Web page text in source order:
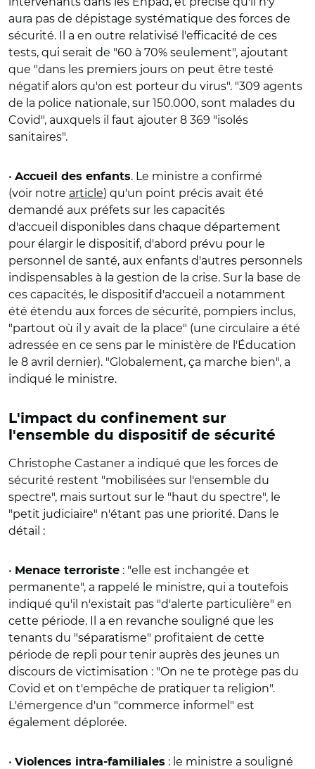
aura pas de dépistage systématique des forces de
sécurité. Il a en outre relativisé l'efficacité de ces
tests, qui serait de "60 à 70% seulement", ajoutant
que "dans les premiers jours on peut être testé
négatif alors qu'on est porteur du virus". "309 agents
de la police nationale, sur 150.000, sont malades du
Covid", auxquels il faut ajouter 8 369 "isolés
sanitaires".
• Accueil des enfants. Le ministre a confirmé
(voir notre article) qu'un point précis avait été
demandé aux préfets sur les capacités
d'accueil disponibles dans chaque département
pour élargir le dispositif, d'abord prévu pour le
personnel de santé, aux enfants d'autres personnels
indispensables à la gestion de la crise. Sur la base de
ces capacités, le dispositif d'accueil a notamment
été étendu aux forces de sécurité, pompiers inclus,
"partout où il y avait de la place" (une circulaire a été
adressée en ce sens par le ministère de l'Éducation
le 8 avril dernier). "Globalement, ça marche bien", a
indiqué le ministre.
L'impact du confinement sur
l'ensemble du dispositif de sécurité
Christophe Castaner a indiqué que les forces de
sécurité restent "mobilisées sur l'ensemble du
spectre", mais surtout sur le "haut du spectre", le
"petit judiciaire" n'étant pas une priorité. Dans le
détail :
• Menace terroriste : "elle est inchangée et
permanente", a rappelé le ministre, qui a toutefois
indiqué qu'il n'existait pas "d'alerte particulière" en
cette période. Il a en revanche souligné que les
tenants du "séparatisme" profitaient de cette
période de repli pour tenir auprès des jeunes un
discours de victimisation : "On ne te protège pas du
Covid et on t'empêche de pratiquer ta religion".
L'émergence d'un "commerce informel" est
également déplorée.
• Violences intra-familiales : le ministre a souligné